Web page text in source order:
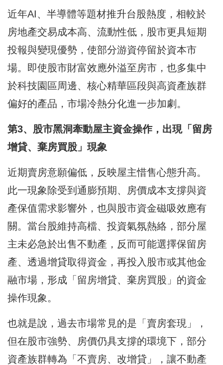
近年AI、半導體等題材推升台股熱度，相較於
房地產交易成本高、流動性低，股市更具短期
投報與變現優勢，使部分游資停留於資本市
場。即使股市財富效應外溢至房市，也多集中
於科技園區周邊、核心精華區段與高資產族群
偏好的產品，市場冷熱分化進一步加劇。
第3、股市黑洞牽動屋主資金操作，出現「留房
增貸、棄房買股」現象
近期賣房意願偏低，反映屋主惜售心態升高。
此一現象除受到通膨預期、房價成本支撐與資
產保值需求影響外，也與股市資金磁吸效應有
關。當台股維持高檔、投資氣氛熱絡，部分屋
主未必急於出售不動產，反而可能選擇保留房
產、透過增貸取得資金，再投入股市或其他金
融市場，形成「留房增貸、棄房買股」的資金
操作現象。
也就是說，過去市場常見的是「賣房套現」，
但在股市強勢、房價仍具支撐的環境下，部分
資產族群轉為「不賣房、改增貸」，讓不動產